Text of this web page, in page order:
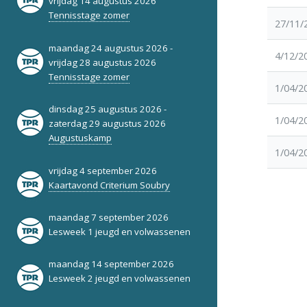
27/11/
4/12/
1/04/
1/04/
1/04/
Tennisstage zomer
maandag 24 augustus 2026 -
vrijdag 28 augustus 2026
Tennisstage zomer
dinsdag 25 augustus 2026 -
zaterdag 29 augustus 2026
Augustuskamp
vrijdag 4 september 2026
Kaartavond Criterium Soubry
maandag 7 september 2026
Lesweek 1 jeugd en volwassenen
maandag 14 september 2026
Lesweek 2 jeugd en volwassenen